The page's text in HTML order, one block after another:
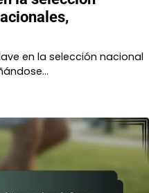
en la selección nacional